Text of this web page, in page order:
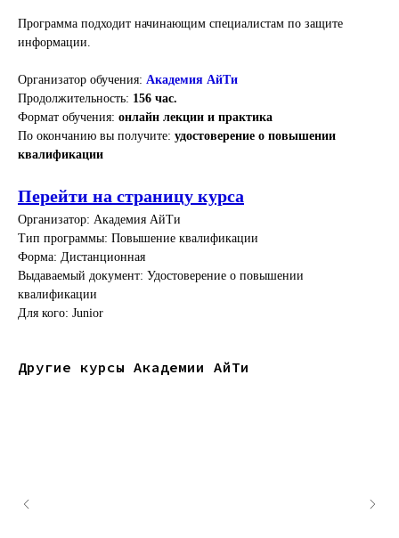
Программа подходит начинающим специалистам по защите
информации.
Организатор обучения: Академия АйТи
Продолжительность: 156 час.
Формат обучения: онлайн лекции и практика
По окончанию вы получите: удостоверение о повышении
квалификации
Перейти на страницу курса
Организатор: Академия АйТи
Тип программы: Повышение квалификации
Форма: Дистанционная
Выдаваемый документ: Удостоверение о повышении
квалификации
Для кого: Junior
Другие курсы Академии АйТи